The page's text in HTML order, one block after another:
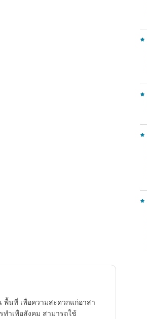
พื้นที่ เพื่อความสะดวกแก่อาสา
ำเพื่อสังคม สามารถใช้